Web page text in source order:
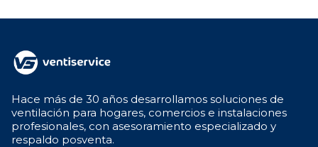
Hace más de 30 años desarrollamos soluciones de
ventilación para hogares, comercios e instalaciones
profesionales, con asesoramiento especializado y
respaldo posventa.